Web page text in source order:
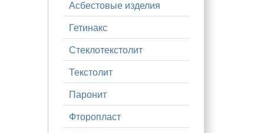
Асбестовые изделия
Гетинакс
Стеклотекстолит
Текстолит
Паронит
Фторопласт